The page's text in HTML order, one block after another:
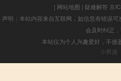
| 网站地图 | 疑难解答 京
声明：本站内容来自互联网，如信息有错误
会及时纠正
本站仅为个人兴趣爱好，不接
小男孩